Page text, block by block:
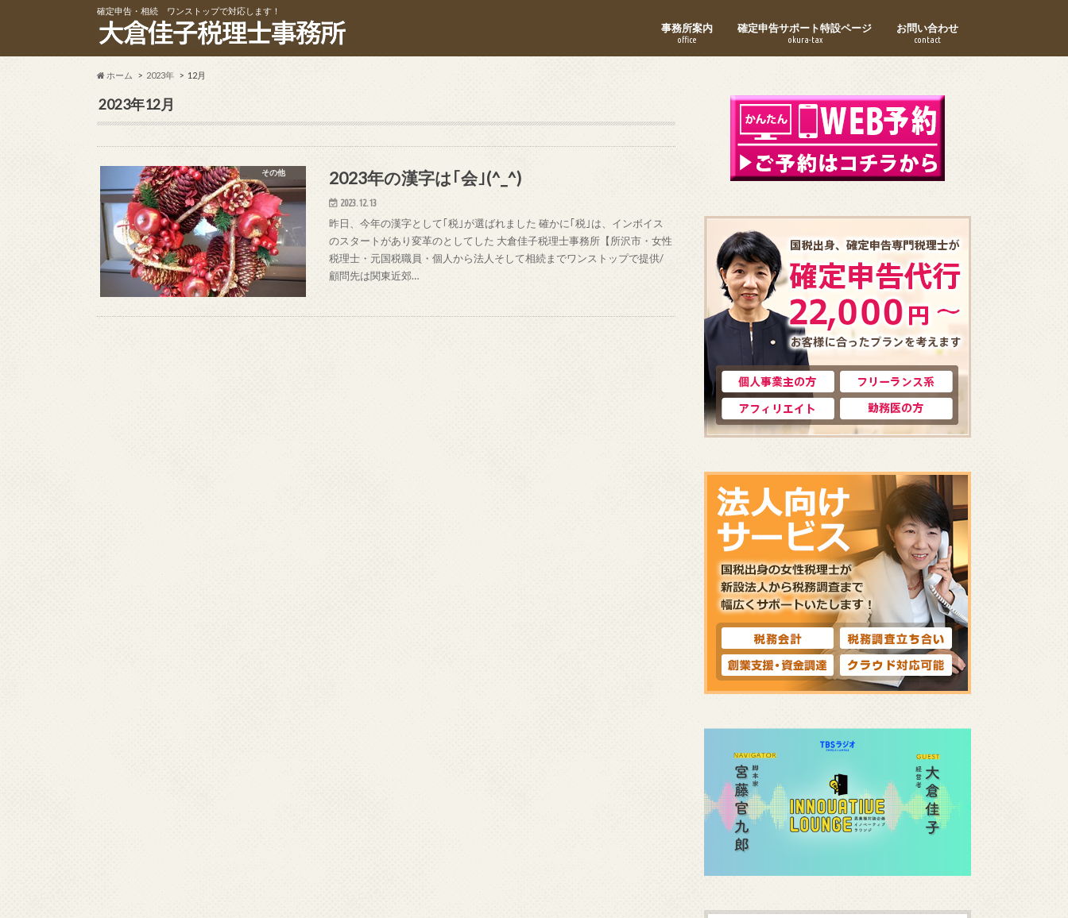
確定申告・相続 ワンストップで対応します！
事務所案内
office
確定申告サポート特設ページ
okura-tax
お問い合わせ
contact
ホーム 2023年 12月
2023年12月
その他 2023年の漢字は｢会｣(^_^)
2023.12.13
昨日、今年の漢字として｢税｣が選ばれました 確かに｢税｣は、インボイス
のスタートがあり変革のとしてした 大倉佳子税理士事務所【所沢市・女性
税理士・元国税職員・個人から法人そして相続までワンストップで提供/
顧問先は関東近郊…